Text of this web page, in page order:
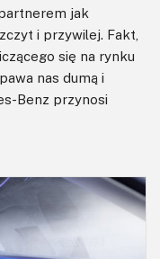
jak
i przywilej. Fakt,
się na rynku
nas dumą i
Benz przynosi